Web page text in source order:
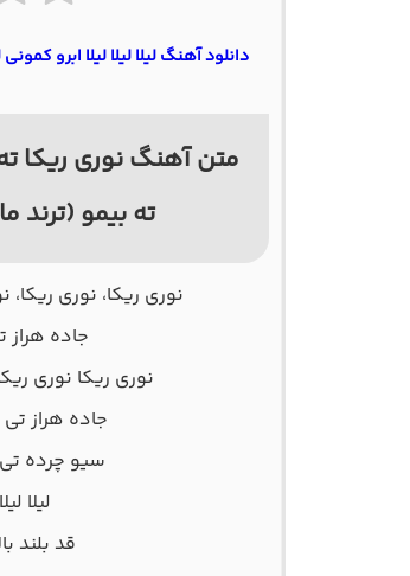
دانلود آهنگ لیلا لیلا لیلا ابرو
متن آهنگ نوری ریکا
ته بیمو (ترند
نوری ریکا، نوری
جاده هراز
نوری ریکا نوری
جاده هراز تی
سیو چرده تی
لیلا
قد بلند